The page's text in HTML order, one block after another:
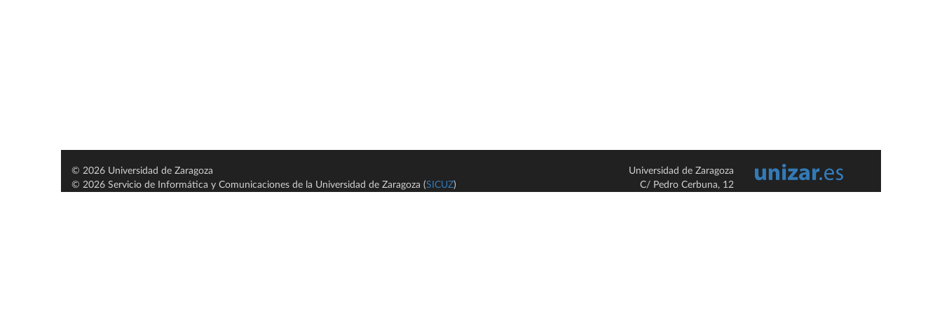
© 2026 Universidad de Zaragoza
© 2026 Servicio de Informática y Comunicaciones de la Universidad de Zaragoza (SICUZ)
Universidad de Zaragoza
C/ Pedro Cerbuna, 12